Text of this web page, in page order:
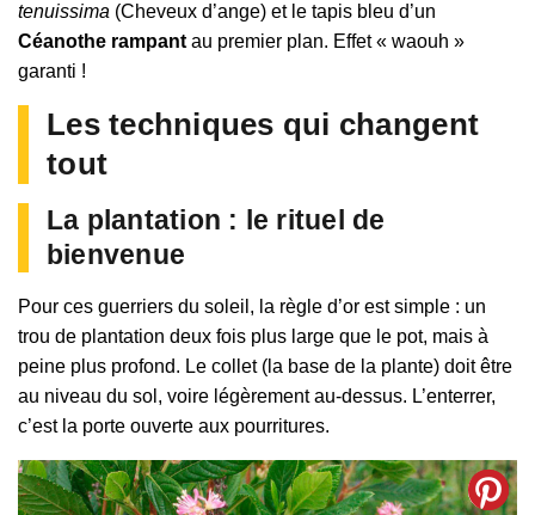
tenuissima (Cheveux d’ange) et le tapis bleu d’un
Céanothe rampantau premier plan. Effet « waouh »
garanti !
Les techniques qui changent
tout
La plantation : le rituel de
bienvenue
Pour ces guerriers du soleil, la règle d’or est simple : un
trou de plantation deux fois plus large que le pot, mais à
peine plus profond. Le collet (la base de la plante) doit être
au niveau du sol, voire légèrement au-dessus. L’enterrer,
c’est la porte ouverte aux pourritures.